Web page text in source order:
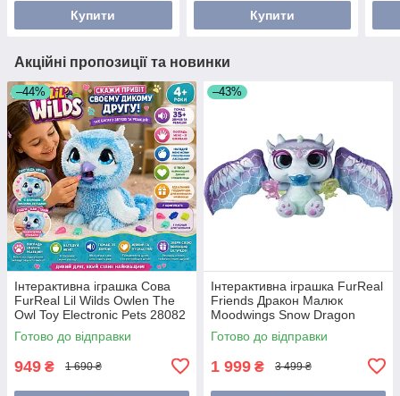
Купити Купити
Акційні пропозиції та новинки
–44%
Інтерактивна іграшка Сова
FurReal Lil Wilds Owlen The
Owl Toy Electronic Pets 28082
Just Play
Готово до відправки
949 ₴ 1 690 ₴
–43%
Інтерактивна іграшка FurReal
Friends Дракон Малюк
Moodwings Snow Dragon
F1389
Готово до відправки
1 999 ₴ 3 499 ₴